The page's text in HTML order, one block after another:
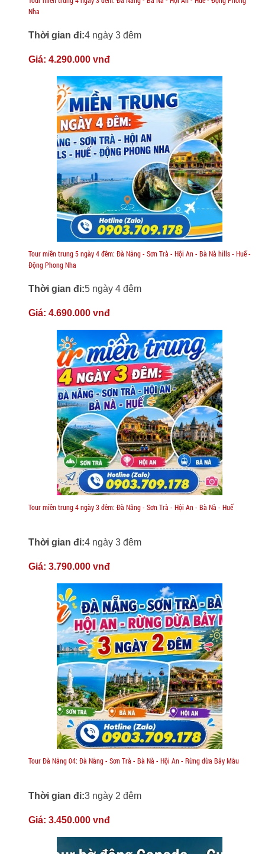
Nha
Thời gian đi:4 ngày 3 đêm
Giá: 4.290.000 vnđ
Tour miền trung 5 ngày 4 đêm: Đà Nẵng - Sơn Trà - Hội An - Bà Nà hills - Huế -
Động Phong Nha
Thời gian đi:5 ngày 4 đêm
Giá: 4.690.000 vnđ
Tour miền trung 4 ngày 3 đêm: Đà Nẵng - Sơn Trà - Hội An - Bà Nà - Huế
Thời gian đi:4 ngày 3 đêm
Giá: 3.790.000 vnđ
Tour Đà Nẵng 04: Đà Nẵng - Sơn Trà - Bà Nà - Hội An - Rừng dừa Bảy Mẫu
Thời gian đi:3 ngày 2 đêm
Giá: 3.450.000 vnđ